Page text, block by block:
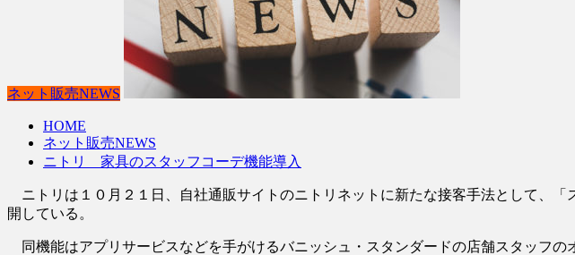
ネット販売NEWS
HOME
ネット販売NEWS
ニトリ 家具のスタッフコーデ機能導入
ニトリは１０月２１日、自社通販サイトのニトリネットに新たな接客手法として、
開している。
同機能はアプリサービスなどを手がけるバニッシュ・スタンダードの店舗スタッフ